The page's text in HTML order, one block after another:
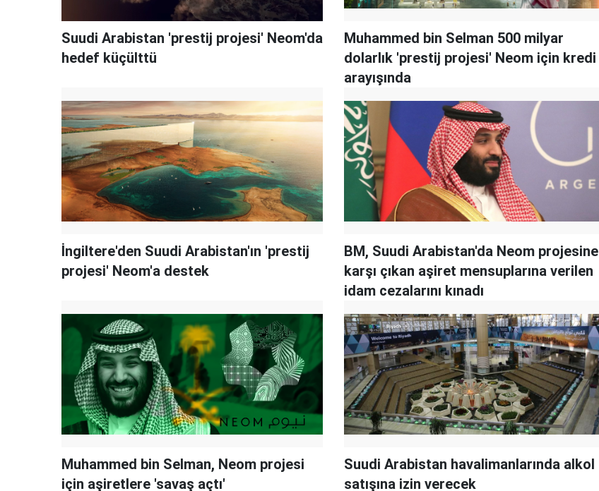
Suudi Arabistan 'prestij projesi' Neom'da
hedef küçülttü
Muhammed bin Selman 500 milyar
dolarlık 'prestij projesi' Neom için kredi
arayışında
İngiltere'den Suudi Arabistan'ın 'prestij
projesi' Neom'a destek
BM, Suudi Arabistan'da Neom projesine
karşı çıkan aşiret mensuplarına verilen
idam cezalarını kınadı
Muhammed bin Selman, Neom projesi
için aşiretlere 'savaş açtı'
Suudi Arabistan havalimanlarında alkol
satışına izin verecek